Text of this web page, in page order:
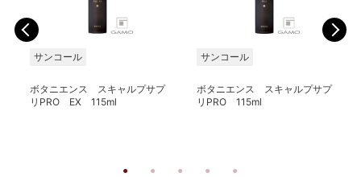
サンコール
ボタニエンス スキャルプサプ
リPRO EX 115ml
サンコール
ボタニエンス スキャルプサプ
リPRO 115ml